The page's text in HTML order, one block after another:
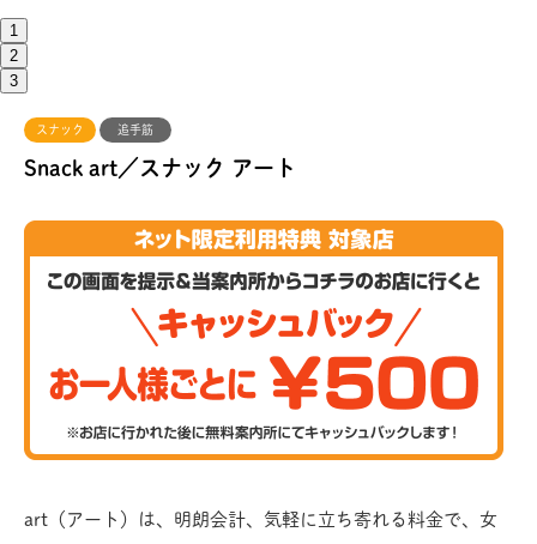
1
2
3
スナック 追手筋
Snack art／スナック アート
art（アート）は、明朗会計、気軽に立ち寄れる料金で、女